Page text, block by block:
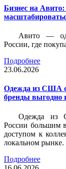
Бизнес на Авито:
Авито —
России, где
Подробнее
23.06.2026
Одежда из США с
бренды выгодно
Одежда из
России большим
доступом к
локальном рынке.
Подробнее